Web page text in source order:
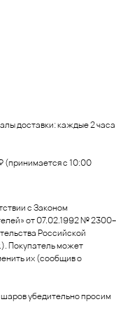
доставки: каждые 2 часа
(принимается с 10:00
с Законом
от 07.02.1992 № 2300–
Российской
Покупатель может
их (сообщив о
убедительно просим